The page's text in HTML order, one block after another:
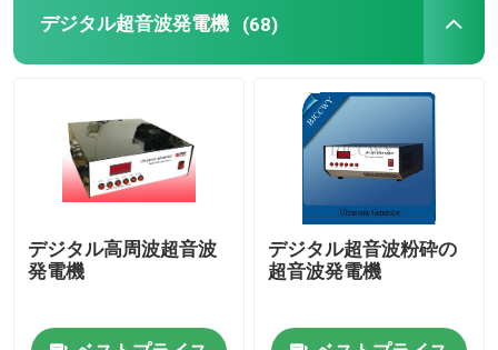
デジタル超音波発電機 (68)
デジタル高周波超音波
発電機
デジタル超音波粉砕の
超音波発電機